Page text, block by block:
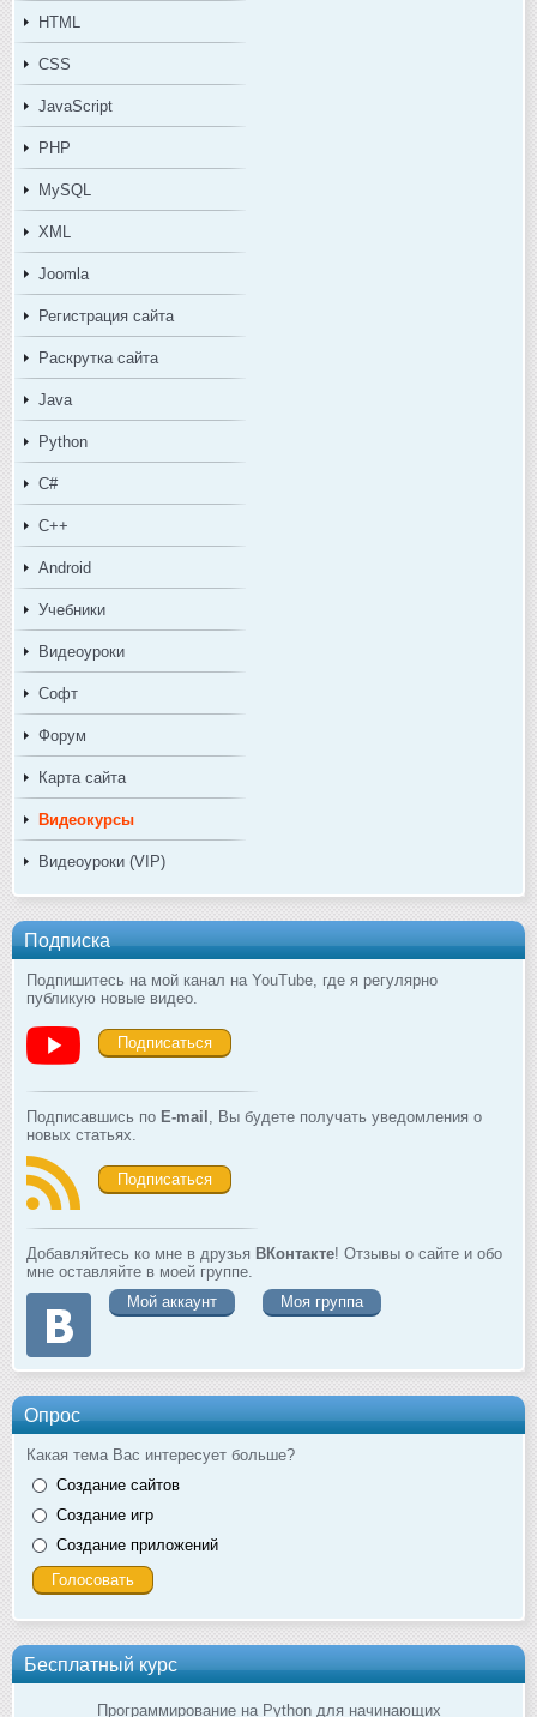
HTML
CSS
JavaScript
PHP
MySQL
XML
Joomla
Регистрация сайта
Раскрутка сайта
Java
Python
C#
C++
Android
Учебники
Видеоуроки
Софт
Форум
Карта сайта
Видеокурсы
Видеоуроки (VIP)
Подписка
Подпишитесь на мой канал на YouTube, где я регулярно
публикую новые видео.
Подписаться
Подписавшись по E-mail , Вы будете получать уведомления о
новых статьях.
Подписаться
Добавляйтесь ко мне в друзья ВКонтакте! Отзывы о сайте и обо
мне оставляйте в моей группе.
Мой аккаунт
Моя группа
Опрос
Какая тема Вас интересует больше?
Создание сайтов
Создание игр
Создание приложений
Бесплатный курс
Программирование на Python для начинающих